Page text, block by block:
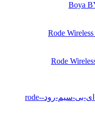
قیمت-خرید-میکروفون-یقه‌ای-بی-سیم-رود-rode-